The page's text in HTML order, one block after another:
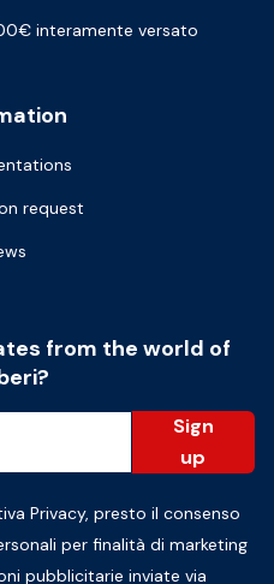
request
interamente versato
from the world of
Sign
up
Privacy, presto il consenso
per finalità di marketing
pubblicitarie inviate via